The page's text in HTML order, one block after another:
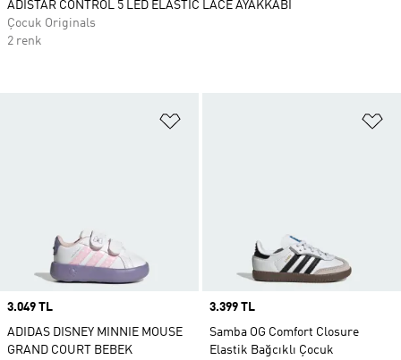
Price
3.049 TL
ADIDAS DISNEY MINNIE MOUSE
GRAND COURT BEBEK
Price
3.399 TL
Samba OG Comfort Closure
Elastik Bağcıklı Çocuk
ADISTAR CONTROL 5 LED ELASTIC LACE AYAKKABI
Çocuk Originals
2 renk